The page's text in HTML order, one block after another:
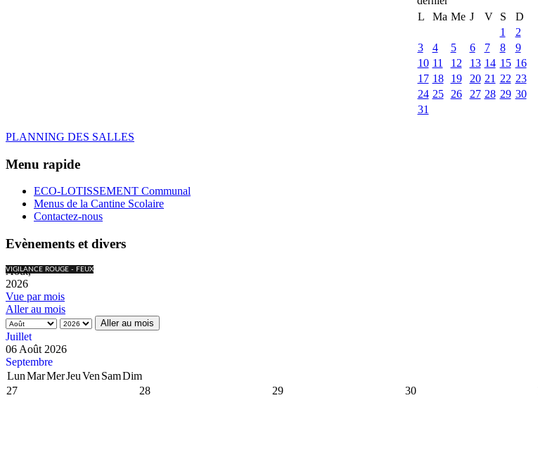
L
Ma Me J V S
D
1
2
3
4 5 6 7 8
9
10 11 12 13 14 15 16
17 18 19 20 21 22 23
24 25 26 27 28 29 30
31
PLANNING DES SALLES
Menu rapide
ECO-LOTISSEMENT Communal
Menus de la Cantine Scolaire
Contactez-nous
Evènements et divers
VIGILANCE ROUGE - FEUX
Août,
2026
Vue par mois
Aller au mois
Aller au mois
Juillet
06 Août 2026
Septembre
LunMarMerJeuVen SamDim
27
28 29 30